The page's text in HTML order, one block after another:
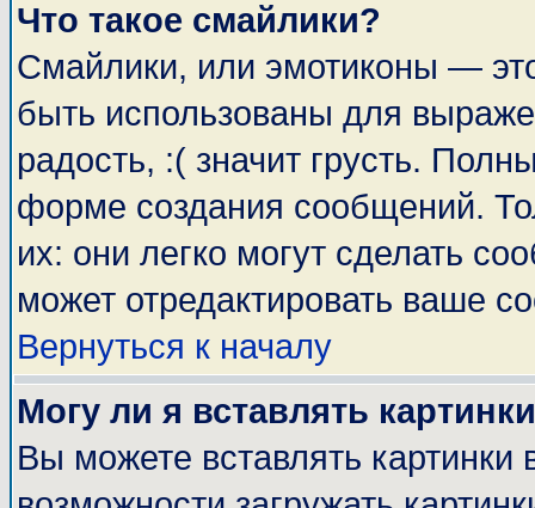
Что такое смайлики?
Смайлики, или эмотиконы —
быть использованы для
радость, :( значит грусть.
форме создания сообщений.
их: они легко могут сделать
может отредактировать ваше
Вернуться к началу
Могу ли я вставлять
Вы можете вставлять